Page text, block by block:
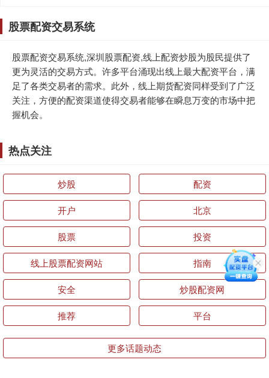
股票配资交易系统
股票配资交易系统,深圳股票配资,线上配资炒股为股民提供了
更为灵活的交易方式。许多平台涌现出线上最大配资平台，满
足了各类交易者的需求。此外，线上期货配资同样受到了广泛
关注，方便的配资渠道使得交易者能够在瞬息万变的市场中把
握机会。
热点关注
炒股 配资
开户 北京
股票 投资
线上股票配资网站 指南
安全 炒股配资网
推荐 平台
更多话题动态